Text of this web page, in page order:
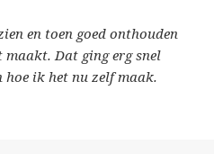
en toen goed onthouden
maakt. Dat ging erg snel
ik het nu zelf maak.